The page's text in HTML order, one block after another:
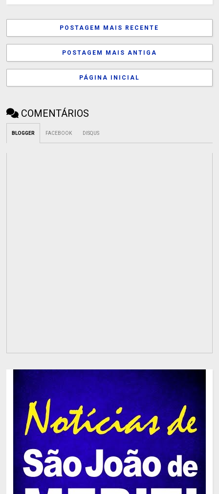
POSTAGEM MAIS RECENTE
POSTAGEM MAIS ANTIGA
PÁGINA INICIAL
COMENTÁRIOS
BLOGGER FACEBOOK DISQUS